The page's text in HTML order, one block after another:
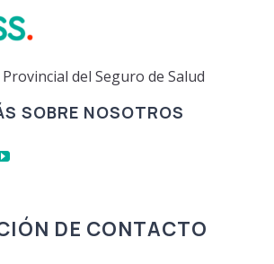
del Seguro de Salud
SOBRE NOSOTROS
DE CONTACTO